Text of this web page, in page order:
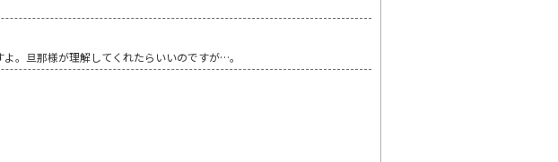
。旦那様が理解してくれたらいいのですが…。